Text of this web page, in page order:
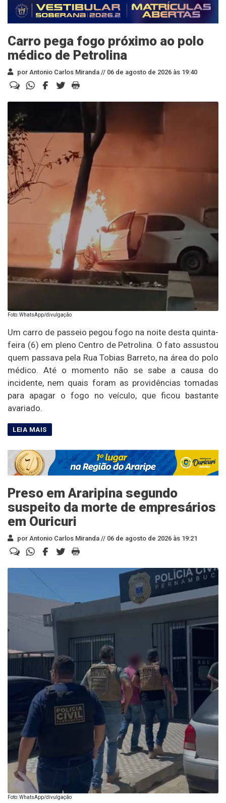
Carro pega fogo próximo ao polo
médico de Petrolina
por Antonio Carlos Miranda // 06 de agosto de 2026 às 19:40
Foto: WhatsApp/divulgação
Um carro de passeio pegou fogo na noite desta quinta-
feira (6) em pleno Centro de Petrolina. O fato assustou
quem passava pela Rua Tobias Barreto, na área do polo
médico. Até o momento não se sabe a causa do
incidente, nem quais foram as providências tomadas
para apagar o fogo no veículo, que ficou bastante
avariado.
Preso em Araripina segundo
suspeito da morte de empresários
em Ouricuri
por Antonio Carlos Miranda // 06 de agosto de 2026 às 19:21
Foto: WhatsApp/divulgação